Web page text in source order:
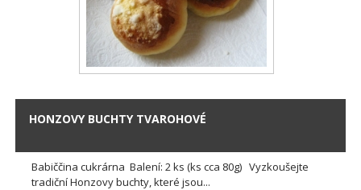
HONZOVY BUCHTY TVAROHOVÉ
Babiččina cukrárna Balení: 2 ks (ks cca 80g) Vyzkoušejte
tradiční Honzovy buchty, které jsou...